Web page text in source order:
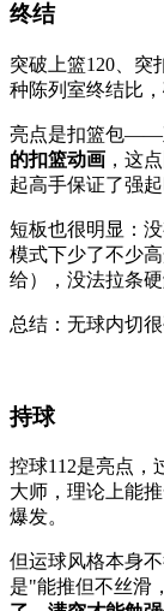
终结
突破上篮120、突
种陈列室终结比
亮点是扣篮包——
的扣篮动画 ，这
起高手保证了强起
短板也很明显：
模式下少了不少
给），没法拉条
总结：无球内切
持球
控球112是亮点，
大师，理论上能
爆发。
但运球风格本身
是"能推但不丝滑